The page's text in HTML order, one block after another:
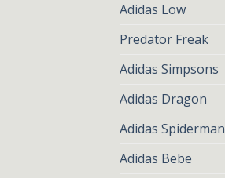
Adidas Low
Predator Freak
Adidas Simpsons
Adidas Dragon
Adidas Spiderman
Adidas Bebe